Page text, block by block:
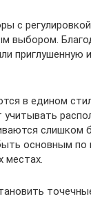
с
выбором.
приглушенную
в едином
слишком
основным по
местах.